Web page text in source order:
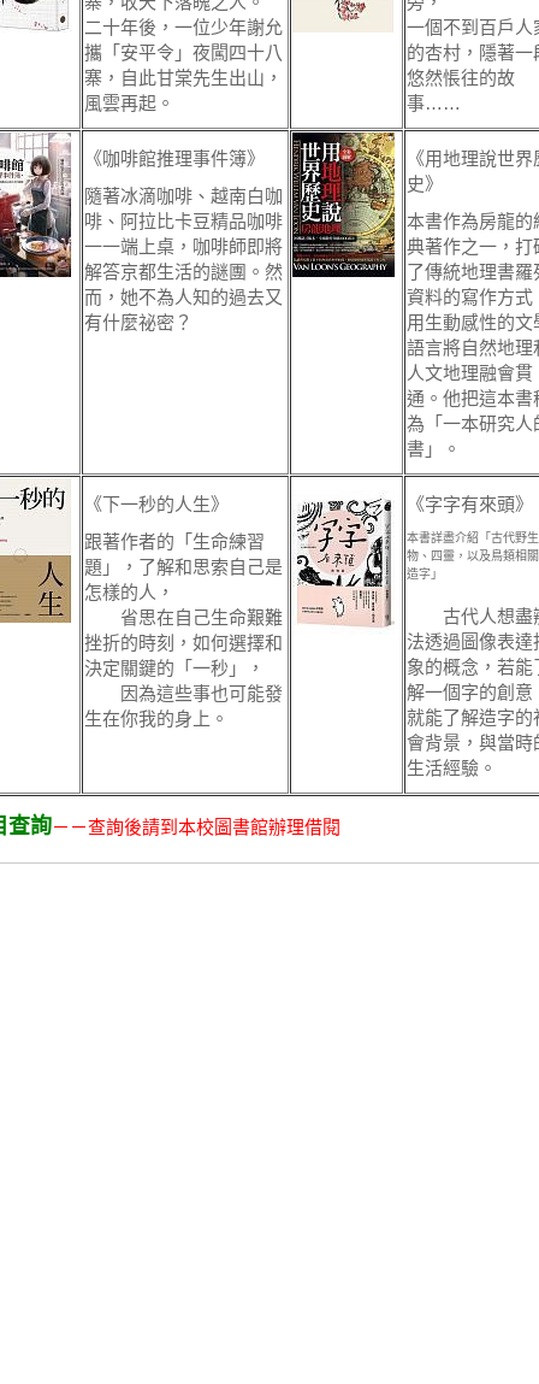
二十年後，一位少年謝允
攜「安平令」夜闖四十八
寨，自此甘棠先生出山，
風雲再起。
一個不到百戶人
的杏村，隱著一
悠然悵往的故
事……
《咖啡館推理事件簿》
隨著冰滴咖啡、越南白咖
啡、阿拉比卡豆精品咖啡
一一端上桌，咖啡師即將
解答京都生活的謎團。然
而，她不為人知的過去又
有什麼祕密？
《用地理說世界
史》
本書作為房龍的
典著作之一，打
了傳統地理書羅
資料的寫作方式
用生動感性的文
語言將自然地理
人文地理融會貫
通。他把這本書
為「一本研究人
書」。
《下一秒的人生》
跟著作者的「生命練習
題」，了解和思索自己是
怎樣的人，
省思在自己生命艱難
挫折的時刻，如何選擇和
決定關鍵的「一秒」，
因為這些事也可能發
生在你我的身上。
《字字有來頭》
本書詳盡介紹「古代野
物、四靈，以及鳥類相
造字」
古代人想盡
法透過圖像表達
象的概念，若能
解一個字的創意
就能了解造字的
會背景，與當時
生活經驗。
查詢－－查詢後請到本校圖書館辦理借閱